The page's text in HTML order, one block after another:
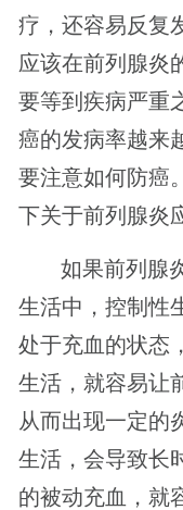
疗，还容易反复
应该在前列腺炎
要等到疾病严重
癌的发病率越来
要注意如何防癌
下关于前列腺炎
如果前列腺
生活中，控制性
处于充血的状态
生活，就容易让
从而出现一定的
生活，会导致长
的被动充血，就